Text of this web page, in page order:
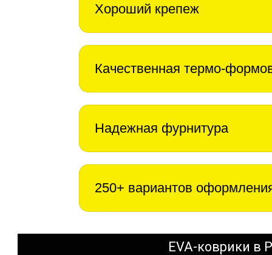
Хороший крепеж
Качественная термо-
Надежная фурнитура
250+ вариантов
EVA-коврики в